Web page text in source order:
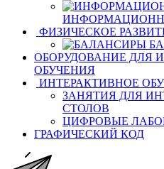
ФИЗИЧЕСКОЕ
ОБОРУДОВАНИЕ ДЛЯ
ОБУЧЕНИЯ
ИНТЕРАКТИВНОЕ
ЗАНЯТИЯ ДЛЯ
СТОЛОВ
ЦИФРОВЫЕ
ГРАФИЧЕСКИЙ КОД